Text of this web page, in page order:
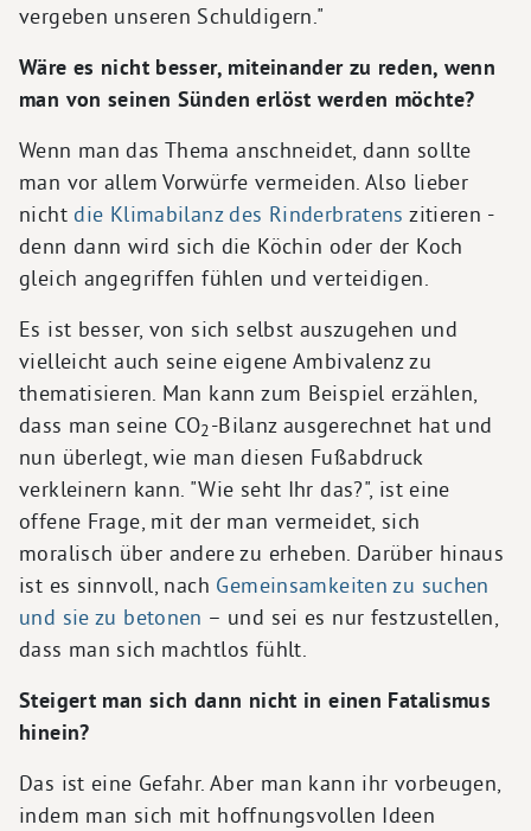
vergeben unseren Schuldigern."
Wäre es nicht besser, miteinander zu reden, wenn
man von seinen Sünden erlöst werden möchte?
Wenn man das Thema anschneidet, dann sollte
man vor allem Vorwürfe vermeiden. Also lieber
nicht die Klimabilanz des Rinderbratens zitieren -
denn dann wird sich die Köchin oder der Koch
gleich angegriffen fühlen und verteidigen.
Es ist besser, von sich selbst auszugehen und
vielleicht auch seine eigene Ambivalenz zu
thematisieren. Man kann zum Beispiel erzählen,
dass man seine CO2-Bilanz ausgerechnet hat und
nun überlegt, wie man diesen Fußabdruck
verkleinern kann. "Wie seht Ihr das?", ist eine
offene Frage, mit der man vermeidet, sich
moralisch über andere zu erheben. Darüber hinaus
ist es sinnvoll, nach Gemeinsamkeiten zu suchen
und sie zu betonen – und sei es nur festzustellen,
dass man sich machtlos fühlt.
Steigert man sich dann nicht in einen Fatalismus
hinein?
Das ist eine Gefahr. Aber man kann ihr vorbeugen,
indem man sich mit hoffnungsvollen Ideen